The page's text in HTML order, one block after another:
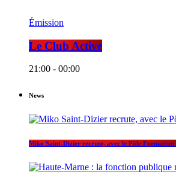
Émission
Le Club Active
21:00 - 00:00
News
Miko Saint-Dizier recrute, avec le Pôle